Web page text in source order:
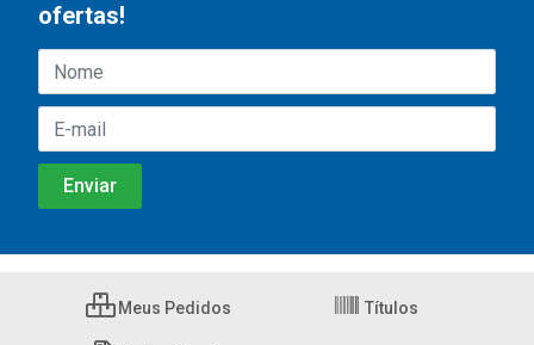
ofertas!
Meus Pedidos Títulos